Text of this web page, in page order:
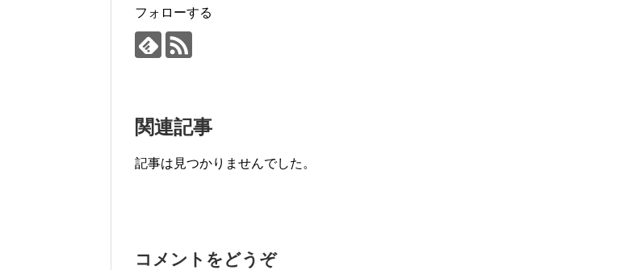
フォローする
関連記事
記事は見つかりませんでした。
コメントをどうぞ